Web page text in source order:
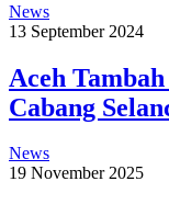
News
13 September 2024
Aceh
Cabang
News
19 November 2025